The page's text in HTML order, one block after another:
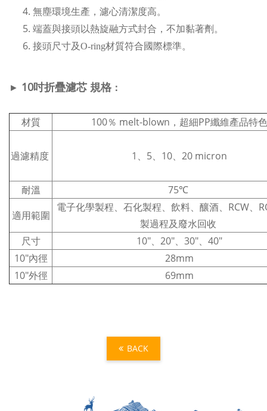
無塵環境生產，濾心清潔度高。
端蓋與接頭以熱旋融方式封合，不加黏著劑 。
接頭尺寸及O-ring材質符合國際標準。
► 10吋折疊濾芯 規格：
材質 100％ melt-blown，超細PP纖維產品特色
過濾精度 1、5、10、20 micron
耐溫
75℃
適用範圍
電子化學製程、石化製程、飲料、釀酒、RCW、
製過程及廢水回收
尺寸
10"、20"、30"、40"
10"內徑
28mm
10"外徑
69mm
BACK